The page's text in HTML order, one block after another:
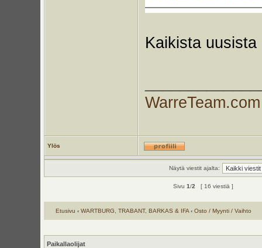
Kaikista
WarreTeam.com
Ylös
Näytä viestit ajalta:
Sivu 1/2 [ 16 viestiä ]
Etusivu ‹ WARTBURG, TRABANT, BARKAS & IFA ‹ Osto / Myynti / Vaihto
Paikallaolijat